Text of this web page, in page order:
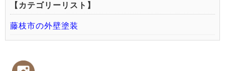
【カテゴリーリスト】
藤枝市の外壁塗装